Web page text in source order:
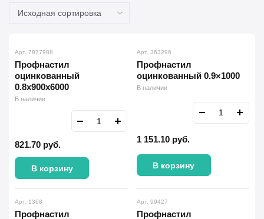
Арт. 7877988
Профнастил
оцинкованный
0.8x900x6000
В наличии
821.70 руб.
В корзину
Арт. 363296
Профнастил
оцинкованный 0.9×1000
В наличии
1 151.10 руб.
В корзину
Арт. 1368
Профнастил
Арт. 99427
Профнастил